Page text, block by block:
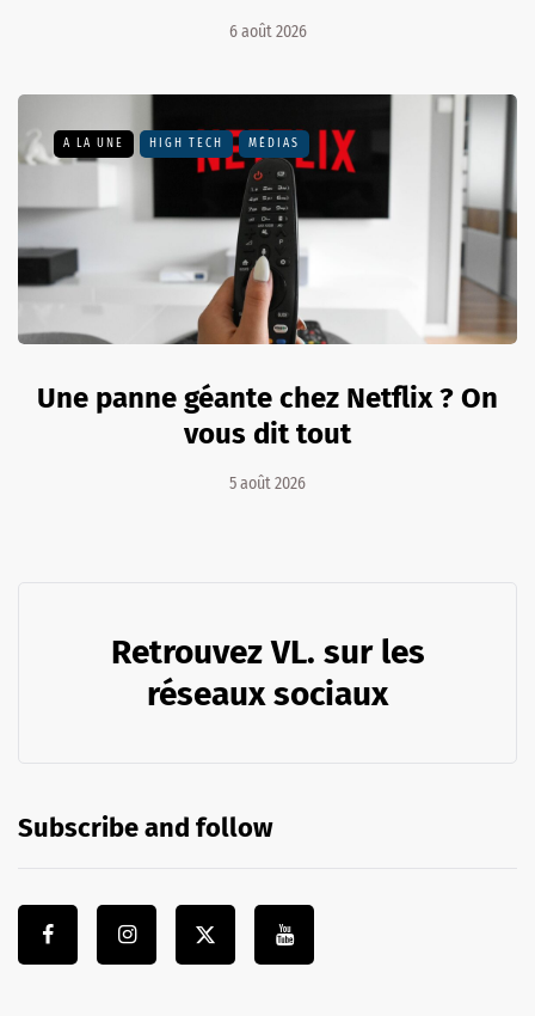
6 août 2026
A LA UNE HIGH TECH MÉDIAS
Une panne géante chez Netflix ? On
vous dit tout
5 août 2026
Retrouvez VL. sur les
réseaux sociaux
Subscribe and follow